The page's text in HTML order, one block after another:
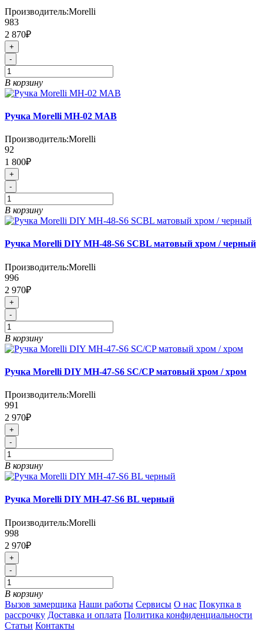
Производитель:Morelli
983
2 870₽
+
-
В корзину
Ручка Morelli MH-02 MAB
Производитель:Morelli
92
1 800₽
+
-
В корзину
Ручка Morelli DIY MH-48-S6 SCBL матовый хром / черный
Производитель:Morelli
996
2 970₽
+
-
В корзину
Ручка Morelli DIY MH-47-S6 SC/CP матовый хром / хром
Производитель:Morelli
991
2 970₽
+
-
В корзину
Ручка Morelli DIY MH-47-S6 BL черный
Производитель:Morelli
998
2 970₽
+
-
В корзину
Вызов замерщика Наши работы Сервисы О нас Покупка в
рассрочку Доставка и оплата Политика конфиденциальности
Статьи Контакты